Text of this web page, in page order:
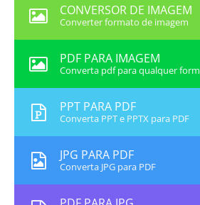
CONVERSOR DE IMAGEM
Converter formato de imagem
PDF PARA IMAGEM
Converta pdf para qualquer
PPT PARA PDF
Converta PPT e PPTX para PDF
JPG PARA PDF
Converta JPG para PDF